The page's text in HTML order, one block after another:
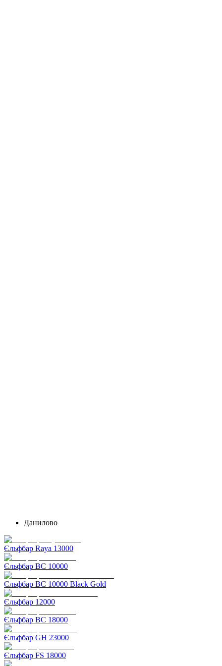
Данилово
Єльфбар Raya 13000
Єльфбар BC 10000
Єльфбар BC 10000 Black Gold
Єльфбар 12000
Єльфбар BC 18000
Єльфбар GH 23000
Єльфбар FS 18000